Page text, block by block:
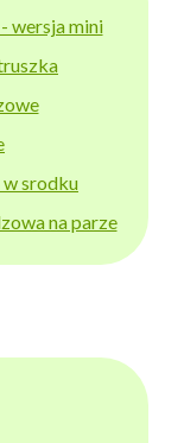
wersja mini
srodku
na parze